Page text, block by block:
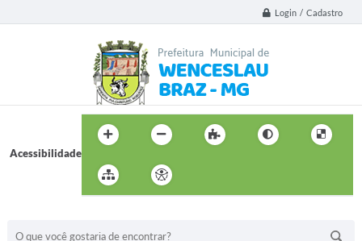
Login / Cadastro
Acessibilidade